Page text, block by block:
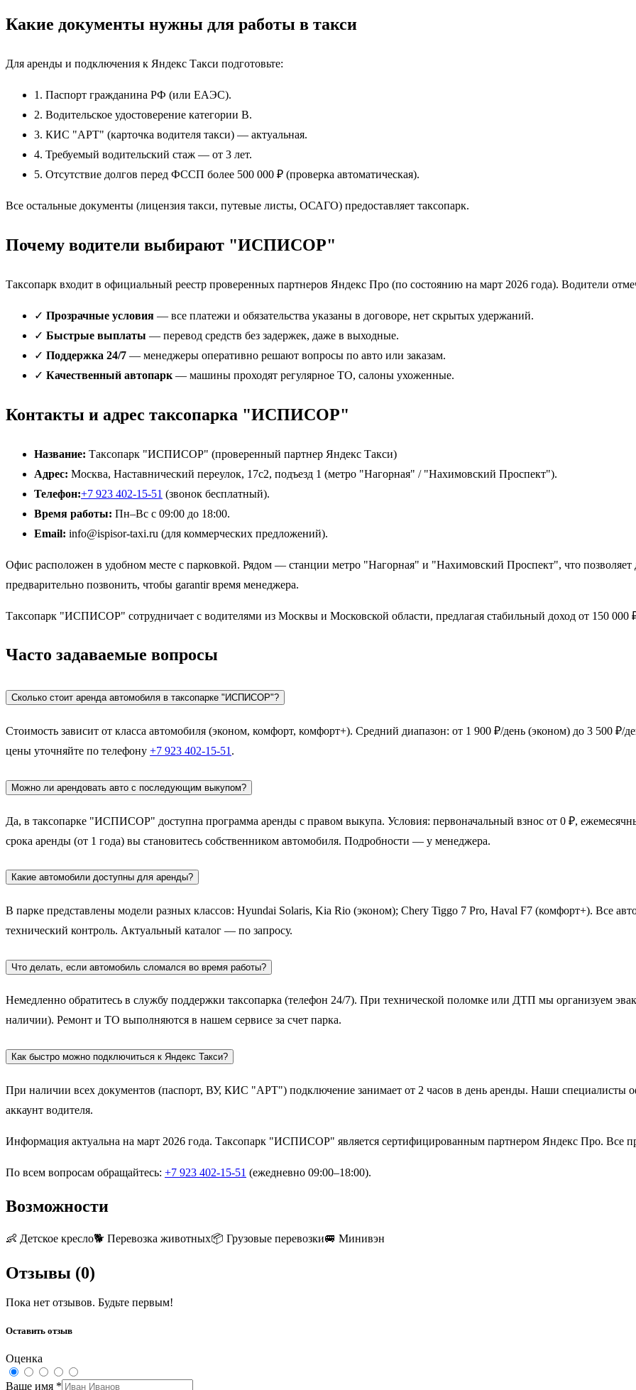
Какие документы нужны для работы в такси
Для аренды и подключения к Яндекс Такси подготовьте:
1. Паспорт гражданина РФ (или ЕАЭС).
2. Водительское удостоверение категории B.
3. КИС "АРТ" (карточка водителя такси) — актуальная.
4. Требуемый водительский стаж — от 3 лет.
5. Отсутствие долгов перед ФССП более 500 000 ₽ (проверка автоматическая).
Все остальные документы (лицензия такси, путевые листы, ОСАГО) предоставляет таксопарк.
Почему водители выбирают "ИСПИСОР"
Таксопарк входит в официальный реестр проверенных партнеров Яндекс Про (по состоянию на март 2026 года). Водители
✓ Прозрачные условия — все платежи и обязательства указаны в договоре, нет скрытых удержаний.
✓ Быстрые выплаты — перевод средств без задержек, даже в выходные.
✓ Поддержка 24/7 — менеджеры оперативно решают вопросы по авто или заказам.
✓ Качественный автопарк — машины проходят регулярное ТО, салоны ухоженные.
Контакты и адрес таксопарка "ИСПИСОР"
Название: Таксопарк "ИСПИСОР" (проверенный партнер Яндекс Такси)
Адрес: Москва, Наставнический переулок, 17с2, подъезд 1 (метро "Нагорная" / "Нахимовский Проспект").
Телефон:+7 923 402-15-51 (звонок бесплатный).
Время работы: Пн–Вс с 09:00 до 18:00.
Email: info@ispisor-taxi.ru (для коммерческих предложений).
Офис расположен в удобном месте с парковкой. Рядом — станции метро "Нагорная" и "Нахимовский Проспект", что позволяет
предварительно позвонить, чтобы garantir время менеджера.
Таксопарк "ИСПИСОР" сотрудничает с водителями из Москвы и Московской области, предлагая стабильный доход от 150 000
Часто задаваемые вопросы
Сколько стоит аренда автомобиля в таксопарке "ИСПИСОР"?
Стоимость зависит от класса автомобиля (эконом, комфорт, комфорт+). Средний диапазон: от 1 900 ₽/день (эконом) до 3 500
цены уточняйте по телефону +7 923 402-15-51 .
Можно ли арендовать авто с последующим выкупом?
Да, в таксопарке "ИСПИСОР" доступна программа аренды с правом выкупа. Условия: первоначальный взнос от 0 ₽,
срока аренды (от 1 года) вы становитесь собственником автомобиля. Подробности — у менеджера.
Какие автомобили доступны для аренды?
В парке представлены модели разных классов: Hyundai Solaris, Kia Rio (эконом); Chery Tiggo 7 Pro, Haval F7 (комфорт+). Все
технический контроль. Актуальный каталог — по запросу.
Что делать, если автомобиль сломался во время работы?
Немедленно обратитесь в службу поддержки таксопарка (телефон 24/7). При технической поломке или ДТП мы организуем
наличии). Ремонт и ТО выполняются в нашем сервисе за счет парка.
Как быстро можно подключиться к Яндекс Такси?
При наличии всех документов (паспорт, ВУ, КИС "АРТ") подключение занимает от 2 часов в день аренды. Наши специалисты
аккаунт водителя.
Информация актуальна на март 2026 года. Таксопарк "ИСПИСОР" является сертифицированным партнером Яндекс Про. Все
По всем вопросам обращайтесь: +7 923 402-15-51 (ежедневно 09:00–18:00).
Возможности
👶 Детское кресло🐕 Перевозка животных📦 Грузовые перевозки🚐 Минивэн
Отзывы (0)
Пока нет отзывов. Будьте первым!
Оставить отзыв
Оценка
Ваше имя *